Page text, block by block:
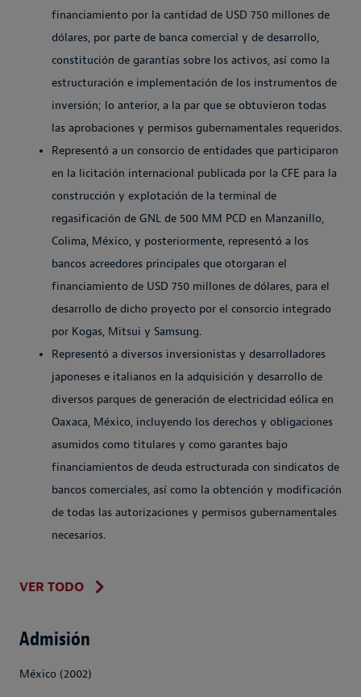
financiamiento por la cantidad de USD 750 millones de
dólares, por parte de banca comercial y de desarrollo,
constitución de garantías sobre los activos, así como la
estructuración e implementación de los instrumentos de
inversión; lo anterior, a la par que se obtuvieron todas
las aprobaciones y permisos gubernamentales requeridos.
Representó a un consorcio de entidades que participaron
en la licitación internacional publicada por la CFE para la
construcción y explotación de la terminal de
regasificación de GNL de 500 MM PCD en Manzanillo,
Colima, México, y posteriormente, representó a los
bancos acreedores principales que otorgaran el
financiamiento de USD 750 millones de dólares, para el
desarrollo de dicho proyecto por el consorcio integrado
por Kogas, Mitsui y Samsung.
Representó a diversos inversionistas y desarrolladores
japoneses e italianos en la adquisición y desarrollo de
diversos parques de generación de electricidad eólica en
Oaxaca, México, incluyendo los derechos y obligaciones
asumidos como titulares y como garantes bajo
financiamientos de deuda estructurada con sindicatos de
bancos comerciales, así como la obtención y modificación
de todas las autorizaciones y permisos gubernamentales
necesarios.
VER TODO
Admisión
México (2002)